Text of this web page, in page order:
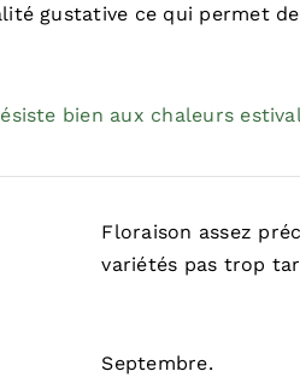
gustative ce qui permet
bien aux chaleurs
Floraison assez
variétés pas trop
Septembre.